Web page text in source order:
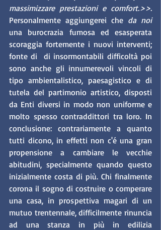
massimizzare prestazioni e comfort.>>.
Personalmente aggiungerei che da noi
una burocrazia fumosa ed esasperata
scoraggia fortemente i nuovi interventi;
fonte di  di insormontabili difficoltà poi
sono anche gli innumerevoli vincoli di
tipo ambientalistico, paesagistico e di
tutela del partimonio artistico, disposti
da Enti diversi in modo non uniforme e
molto spesso contraddittori tra loro. In
conclusione: contrariamente a quanto
tutti dicono, in effetti non c'é una gran
propensione a cambiare le vecchie
abitudini, specialmente quando questo
inizialmente costa di più. Chi finalmente
corona il sogno di costruire o comperare
una casa, in prospettiva magari di un
mutuo trentennale, difficilmente rinuncia
ad una stanza in più in edilizia